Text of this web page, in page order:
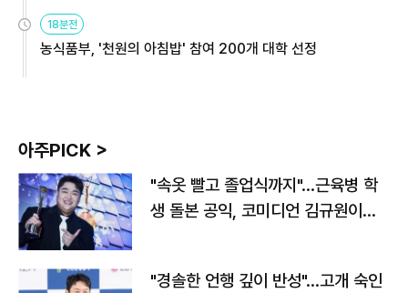
원
18분전
농식품부, '천원의 아침밥' 참여 200개 대학 선정
아주PICK >
"속옷 빨고 졸업식까지"…근육병 학
생 돌본 공익, 코미디언 김규원이었
"경솔한 언행 깊이 반성"…고개 숙인